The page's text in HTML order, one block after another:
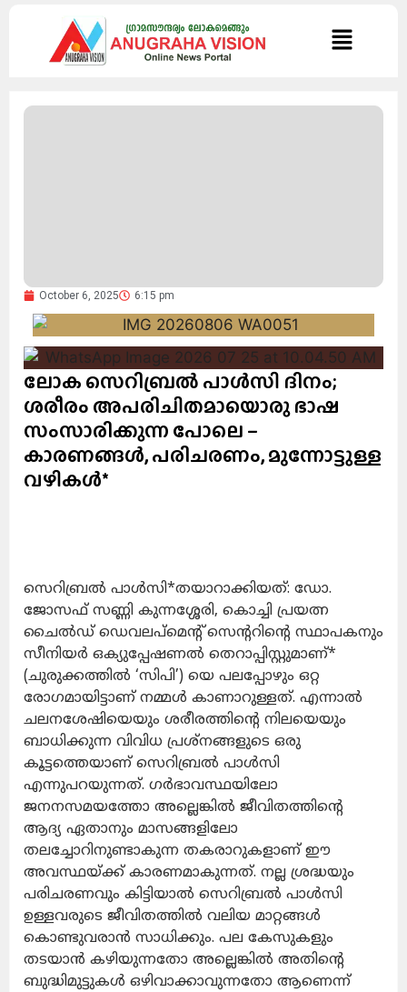
October 6, 2025 6:15 pm
ലോക സെറിബ്രൽ പാൾസി ദിനം;
ശരീരം അപരിചിതമായൊരു ഭാഷ
സംസാരിക്കുന്ന പോലെ –
കാരണങ്ങൾ, പരിചരണം, മുന്നോട്ടുള്ള
വഴികൾ*
സെറിബ്രൽ പാൾസി*തയാറാക്കിയത്: ഡോ.
ജോസഫ് സണ്ണി കുന്നശ്ശേരി, കൊച്ചി പ്രയത്ന
ചൈൽഡ് ഡെവലപ്മെന്റ് സെന്ററിന്റെ സ്ഥാപകനും
സീനിയർ ഒക്യുപ്പേഷണൽ തെറാപ്പിസ്റ്റുമാണ്*
(ചുരുക്കത്തിൽ ‘സിപി’) യെ പലപ്പോഴും ഒറ്റ
രോഗമായിട്ടാണ് നമ്മൾ കാണാറുള്ളത്. എന്നാൽ
ചലനശേഷിയെയും ശരീരത്തിന്റെ നിലയെയും
ബാധിക്കുന്ന വിവിധ പ്രശ്നങ്ങളുടെ ഒരു
കൂട്ടത്തെയാണ് സെറിബ്രൽ പാൾസി
എന്നുപറയുന്നത്. ഗർഭാവസ്ഥയിലോ
ജനനസമയത്തോ അല്ലെങ്കിൽ ജീവിതത്തിന്റെ
ആദ്യ ഏതാനും മാസങ്ങളിലോ
തലച്ചോറിനുണ്ടാകുന്ന തകരാറുകളാണ് ഈ
അവസ്ഥയ്ക്ക് കാരണമാകുന്നത്. നല്ല ശ്രദ്ധയും
പരിചരണവും കിട്ടിയാൽ സെറിബ്രൽ പാൾസി
ഉള്ളവരുടെ ജീവിതത്തിൽ വലിയ മാറ്റങ്ങൾ
കൊണ്ടുവരാൻ സാധിക്കും. പല കേസുകളും
തടയാൻ കഴിയുന്നതോ അല്ലെങ്കിൽ അതിന്റെ
ബുദ്ധിമുട്ടുകൾ ഒഴിവാക്കാവുന്നതോ ആണെന്ന്